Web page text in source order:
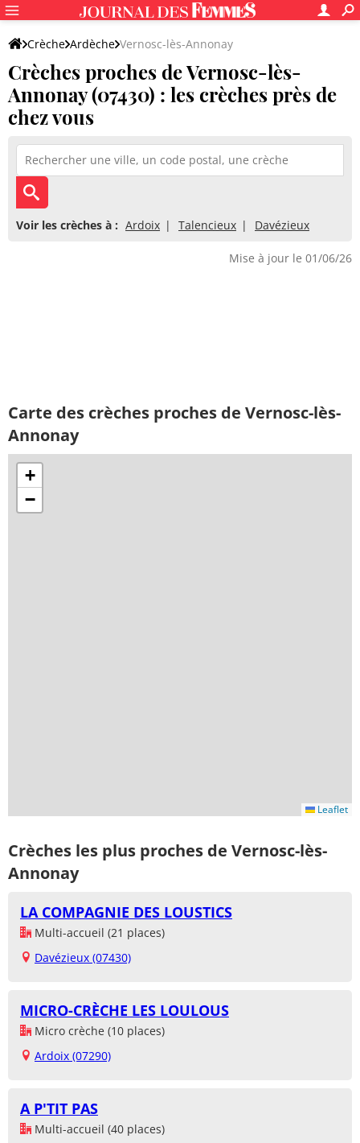
Crèche Ardèche Vernosc-lès-Annonay
Crèches proches de Vernosc-lès-
Annonay (07430) : les crèches près de
chez vous
Voir les crèches à : Ardoix Talencieux Davézieux
Mise à jour le 01/06/26
Carte des crèches proches de Vernosc-lès-
Annonay
+
−
Leaflet
Crèches les plus proches de Vernosc-lès-
Annonay
LA COMPAGNIE DES LOUSTICS
Multi-accueil (21 places)
Davézieux (07430)
MICRO-CRÈCHE LES LOULOUS
Micro crèche (10 places)
Ardoix (07290)
A P'TIT PAS
Multi-accueil (40 places)